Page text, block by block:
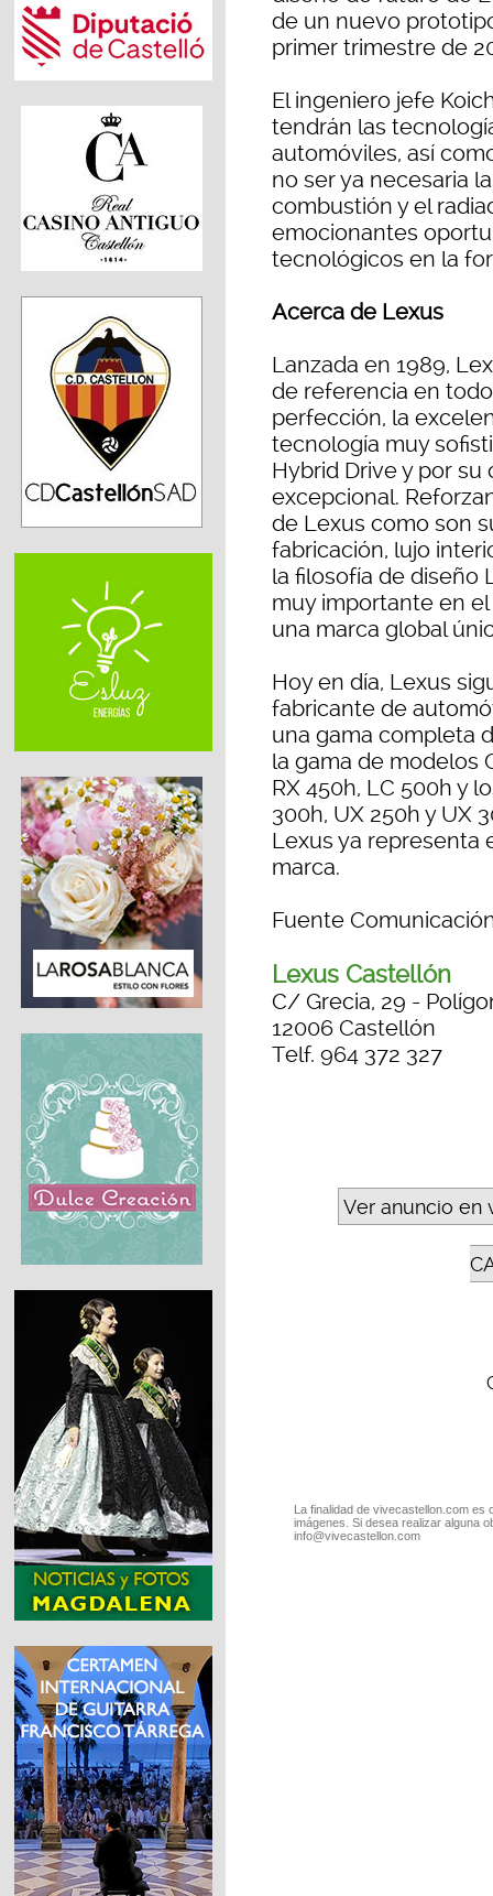
de un nuevo
primer trimestre de
El ingeniero jefe
tendrán las
automóviles, así
no ser ya necesaria
combustión y el
emocionantes
tecnológicos en la
Acerca de Lexus
Lanzada en 1989,
de referencia en
perfección, la
tecnología muy
Hybrid Drive y por
excepcional.
de Lexus como son
fabricación, lujo
la filosofía de diseño
muy importante en
una marca global
Hoy en día, Lexus
fabricante de
una gama completa
la gama de modelos
RX 450h, LC 500h y
300h, UX 250h y UX
Lexus ya representa
marca.
Fuente
Lexus Castellón
C/ Grecia, 29 -
12006 Castellón
Telf. 964 372 327
Ver anuncio en
La finalidad de vivecastellon.com
imágenes. Si desea realizar alguna
info@vivecastellon.com